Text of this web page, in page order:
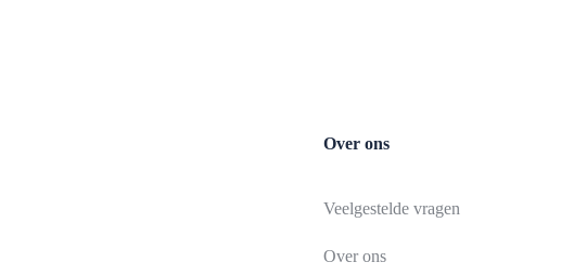
Over ons
Veelgestelde vragen
Over ons